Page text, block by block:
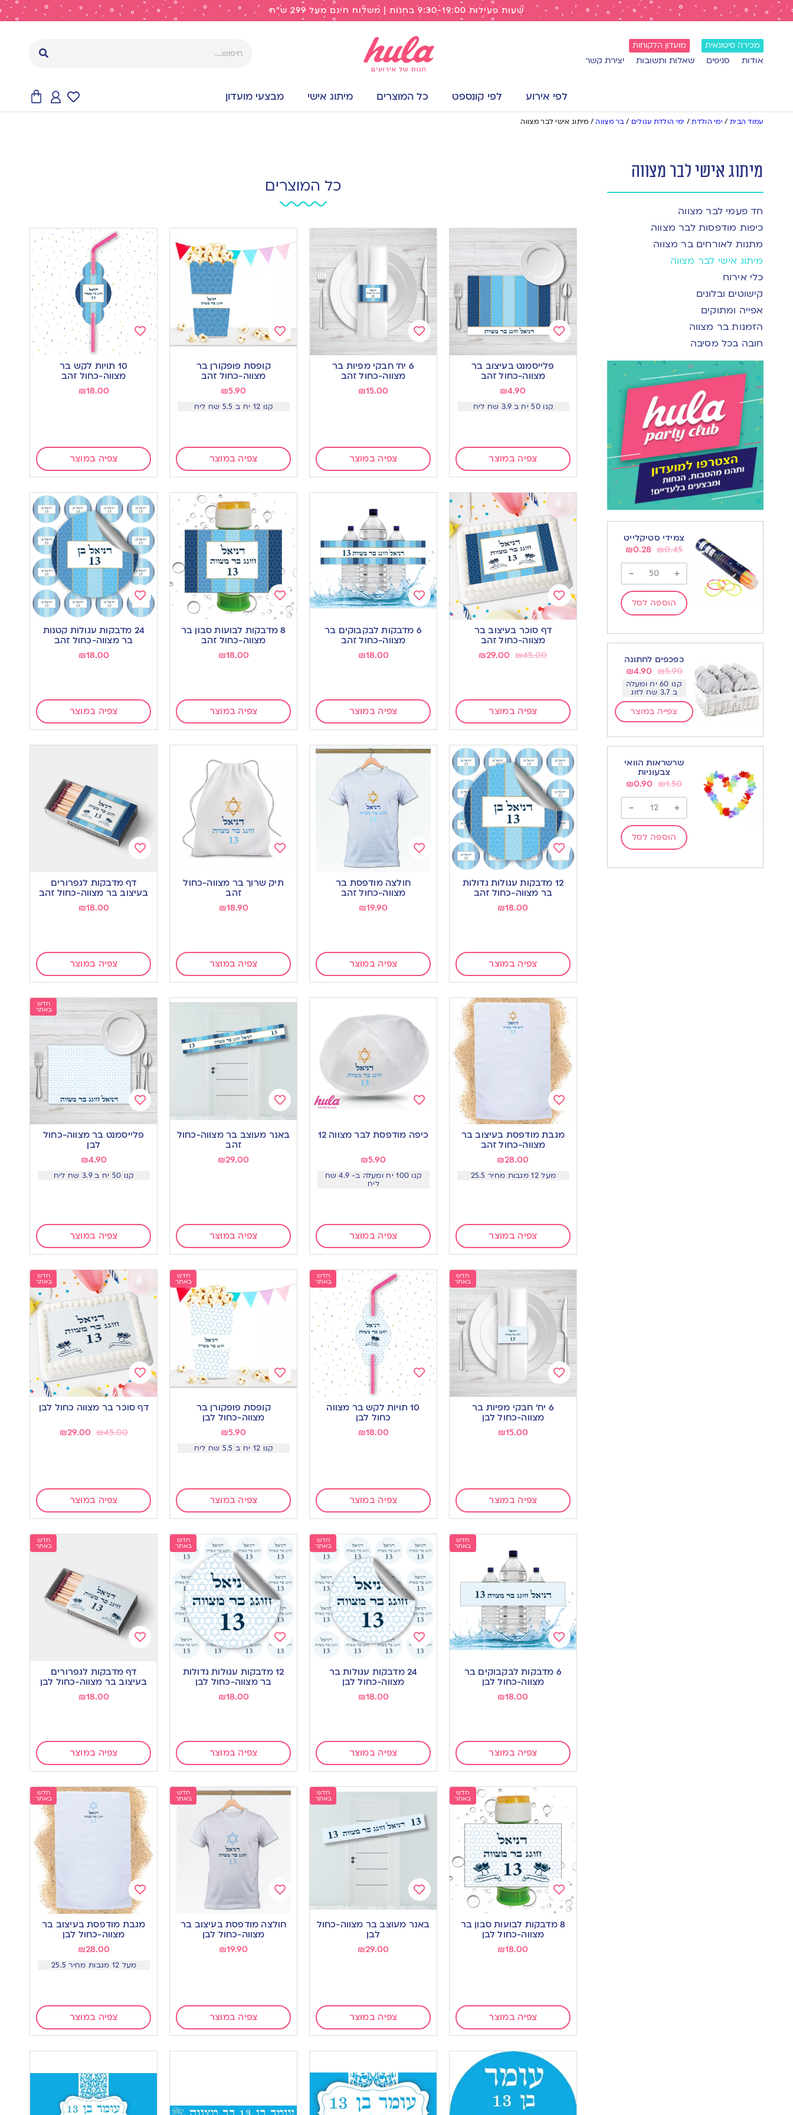
שעות פעילות 9:30-19:00 בחנות | משלוח חינם מעל 299 ש"ח
מכירה סיטונאית מועדון הלקוחות
אודות סניפים שאלות ותשובות יצירת קשר
לפי אירוע לפי קונספט כל המוצרים מיתוג אישי מבצעי מועדון
עמוד הבית / ימי הולדת/ ימי הולדת עגולים /בר מצווה/ מיתוג אישי לבר מצווה
מיתוג אישי לבר מצווה
חד פעמי לבר מצווה
כיפות מודפסות לבר מצווה
מתנות לאורחים בר מצווה
מיתוג אישי לבר מצווה
כלי אירוח
קישוטים ובלונים
אפייה ומתוקים
הזמנות בר מצווה
חובה בכל מסיבה
צמידי סטיקלייט
₪0.45
₪0.28
+
-
הוספה לסל
כפכפים לחתונה
₪5.90
₪4.90
קנו 60 יח ומעלה
ב 3.7 שח לזוג
צפייה במוצר
שרשראות הוואי
צבעוניות
₪1.50
₪0.90
+
-
הוספה לסל
כל המוצרים
Add
wishlist
פלייסמנט בעיצוב בר
מצווה-כחול זהב
₪4.90
קנו 50 יח ב 3.9 שח ליח
צפיה במוצר
Add
wishlist
6 יח’ חבקי מפיות בר
מצווה-כחול זהב
₪15.00
צפיה במוצר
Add
wishlist
קופסת פופקורן בר
מצווה-כחול זהב
₪5.90
קנו 12 יח ב 5.5 שח ליח
צפיה במוצר
Add
wishlist
10 תויות לקש בר
מצווה-כחול זהב
₪18.00
צפיה במוצר
Add
wishlist
דף סוכר בעיצוב בר
מצווה-כחול זהב
₪45.00
₪29.00
צפיה במוצר
Add
wishlist
6 מדבקות לבקבוקים בר
מצווה-כחול זהב
₪18.00
צפיה במוצר
Add
to
wishlist
8 מדבקות לבועות סבון בר
מצווה-כחול זהב
₪18.00
צפיה במוצר
Add
to
wishlist
24 מדבקות עגולות קטנות
בר מצווה-כחול זהב
₪18.00
צפיה במוצר
Add
to
wishlist
12 מדבקות עגולות גדולות
בר מצווה-כחול זהב
₪18.00
צפיה במוצר
wishlist
חולצה מודפסת בר
מצווה-כחול זהב
₪19.90
צפיה במוצר
to
wishlist
תיק שרוך בר מצווה-כחול
זהב
₪18.90
צפיה במוצר
wishlist
דף מדבקות לגפרורים
בעיצוב בר מצווה-כחול זהב
₪18.00
צפיה במוצר
Add
to
wishlist
מגבת מודפסת בעיצוב בר
מצווה-כחול זהב
₪28.00
מעל 12 מגבות מחיר 25.5
צפיה במוצר
to
כיפה מודפסת לבר מצווה 12
₪5.90
קנו 100 יח ומעלה ב- 4.9 שח
ליח
צפיה במוצר
Add
to
באנר מעוצב בר מצווה-כחול
זהב
₪29.00
צפיה במוצר
חדש
באתר
Add
toפלייסמנט בר מצווה-כחול
לבן
₪4.90
קנו 50 יח ב 3.9 שח ליח
צפיה במוצר
חדש
באתר
Add
wishlist
6 יח’ חבקי מפיות בר
מצווה-כחול לבן
₪15.00
צפיה במוצר
חדש
באתר
Add
10 תויות לקש בר מצווה
כחול לבן
₪18.00
צפיה במוצר
חדש
באתר
Add
wishlist
קופסת פופקורן בר
מצווה-כחול לבן
₪5.90
קנו 12 יח ב 5.5 שח ליח
צפיה במוצר
חדש
באתר
Add
to
wishlist
דף סוכר בר מצווה כחול לבן
₪45.00
₪29.00
צפיה במוצר
חדש
באתר
wishlist
6 מדבקות לבקבוקים בר
מצווה-כחול לבן
₪18.00
צפיה במוצר
חדש
באתר
Add
wishlist
24 מדבקות עגולות בר
מצווה-כחול לבן
₪18.00
צפיה במוצר
חדש
באתר
Add
to
wishlist
12 מדבקות עגולות גדולות
בר מצווה-כחול לבן
₪18.00
צפיה במוצר
חדש
באתר
wishlist
דף מדבקות לגפרורים
בעיצוב בר מצווה-כחול לבן
₪18.00
צפיה במוצר
חדש
באתר
Add
to
wishlist
8 מדבקות לבועות סבון בר
מצווה-כחול לבן
₪18.00
צפיה במוצר
חדש
באתר
Add
to
באנר מעוצב בר מצווה-כחול
לבן
₪29.00
צפיה במוצר
חדש
באתר
to
wishlist
חולצה מודפסת בעיצוב בר
מצווה-כחול לבן
₪19.90
צפיה במוצר
חדש
באתר
Add
to
wishlist
מגבת מודפסת בעיצוב בר
מצווה-כחול לבן
₪28.00
מעל 12 מגבות מחיר 25.5
צפיה במוצר